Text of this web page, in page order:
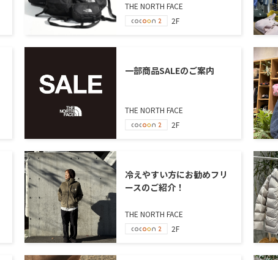
THE NORTH FACE
2F
一部商品SALEのご案内
THE NORTH FACE
2F
冷えやすい方にお勧めフリ
ースのご紹介！
THE NORTH FACE
2F